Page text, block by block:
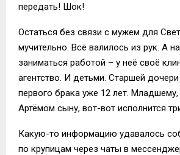
передать! Шок!
Остаться без связи с мужем для
мучительно. Всё валилось из рук. А
заниматься работой – у неё своё
агентство. И детьми. Старшей
первого брака уже 12 лет.
Артёмом сыну, вот-вот исполнится
Какую-то информацию удавалось
по крупицам через чаты в